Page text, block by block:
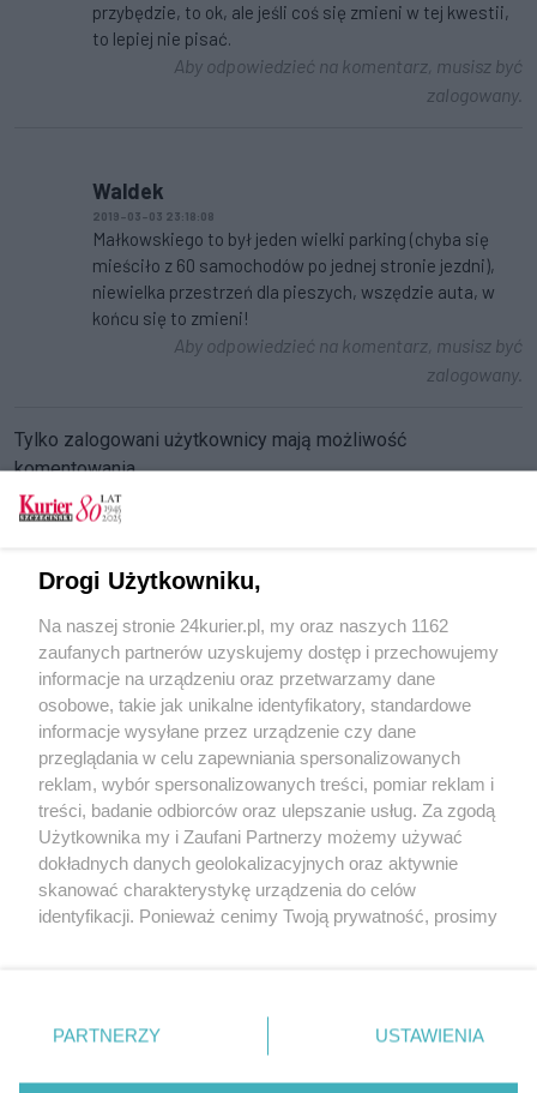
przybędzie, to ok, ale jeśli coś się zmieni w tej kwestii,
to lepiej nie pisać.
Aby odpowiedzieć na komentarz, musisz być
zalogowany.
Waldek
2019-03-03 23:18:08
Małkowskiego to był jeden wielki parking (chyba się
mieściło z 60 samochodów po jednej stronie jezdni),
niewielka przestrzeń dla pieszych, wszędzie auta, w
końcu się to zmieni!
Aby odpowiedzieć na komentarz, musisz być
zalogowany.
Tylko zalogowani użytkownicy mają możliwość
komentowania
Zaloguj sięZarejestruj
CZYTAJ TAKŻE
Ulicę Małkowskiego przebudują
POGODA
13℃
Zobacz prognozę na 3 dni
Copyright © 2022 Kurier Szczeciński sp. z o.o.
Wszelkie prawa zastrzeżone
Drogi Użytkowniku,
Na naszej stronie 24kurier.pl, my oraz naszych 1162
zaufanych partnerów uzyskujemy dostęp i przechowujemy
informacje na urządzeniu oraz przetwarzamy dane
osobowe, takie jak unikalne identyfikatory, standardowe
informacje wysyłane przez urządzenie czy dane
przeglądania w celu zapewniania spersonalizowanych
reklam, wybór spersonalizowanych treści, pomiar reklam i
treści, badanie odbiorców oraz ulepszanie usług. Za zgodą
Użytkownika my i Zaufani Partnerzy możemy używać
dokładnych danych geolokalizacyjnych oraz aktywnie
skanować charakterystykę urządzenia do celów
identyfikacji. Ponieważ cenimy Twoją prywatność, prosimy
prywatności znajdujący się w lewym dolnym rogu strony
. Niektóre rodzaje przetwarzania danych nie wymagają
PARTNERZY USTAWIENIA